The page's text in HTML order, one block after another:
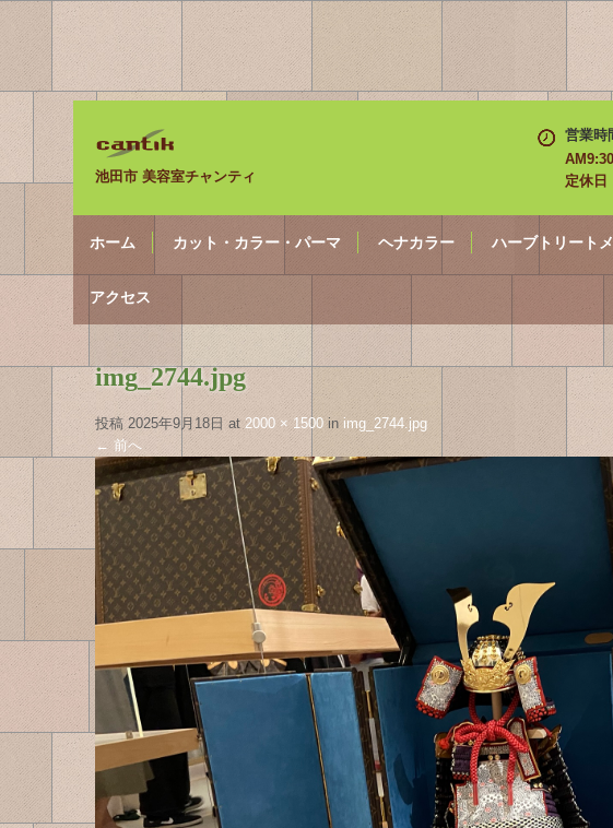
池田市 美容室チャンティ
営業時
定休日
ホーム カット・カラー・パーマ ヘナカラー ハーブトリート
アクセス
img_2744.jpg
投稿2025年9月18日 at 2000 × 1500 in img_2744.jpg
← 前へ